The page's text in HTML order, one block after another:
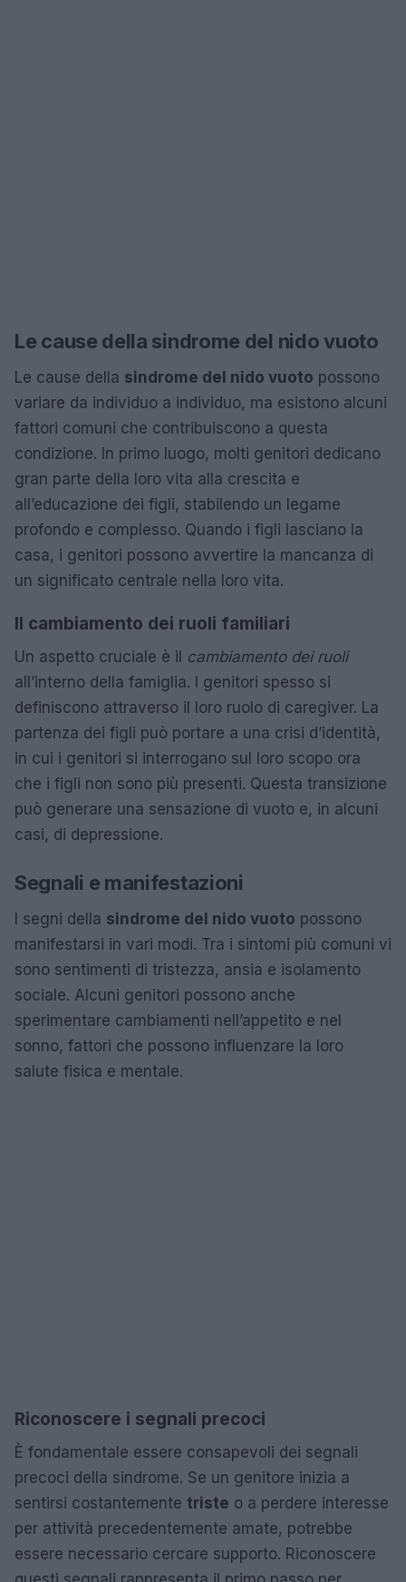
Le cause della sindrome del nido vuoto
Le cause della sindrome del nido vuoto possono
variare da individuo a individuo, ma esistono alcuni
fattori comuni che contribuiscono a questa
condizione. In primo luogo, molti genitori dedicano
gran parte della loro vita alla crescita e
all’educazione dei figli, stabilendo un legame
profondo e complesso. Quando i figli lasciano la
casa, i genitori possono avvertire la mancanza di
un significato centrale nella loro vita.
Il cambiamento dei ruoli familiari
Un aspetto cruciale è il cambiamento dei ruoli
all’interno della famiglia. I genitori spesso si
definiscono attraverso il loro ruolo di caregiver. La
partenza dei figli può portare a una crisi d’identità,
in cui i genitori si interrogano sul loro scopo ora
che i figli non sono più presenti. Questa transizione
può generare una sensazione di vuoto e, in alcuni
casi, di depressione.
Segnali e manifestazioni
I segni della sindrome del nido vuoto possono
manifestarsi in vari modi. Tra i sintomi più comuni vi
sono sentimenti di tristezza, ansia e isolamento
sociale. Alcuni genitori possono anche
sperimentare cambiamenti nell’appetito e nel
sonno, fattori che possono influenzare la loro
salute fisica e mentale.
Riconoscere i segnali precoci
È fondamentale essere consapevoli dei segnali
precoci della sindrome. Se un genitore inizia a
sentirsi costantemente triste o a perdere interesse
per attività precedentemente amate, potrebbe
essere necessario cercare supporto. Riconoscere